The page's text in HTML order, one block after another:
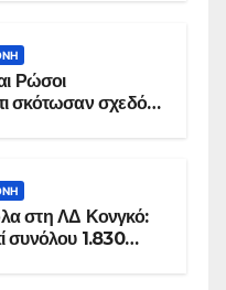
Ρώσοι
σκότωσαν σχεδόν
στη ΛΔ Κονγκό:
συνόλου 1.830